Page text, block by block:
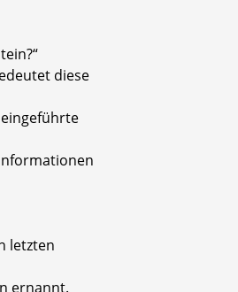
diese
letzten
ernannt.